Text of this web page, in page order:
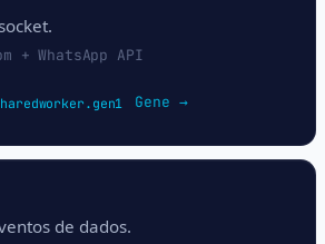
+ WhatsApp API
Gene →
de dados.